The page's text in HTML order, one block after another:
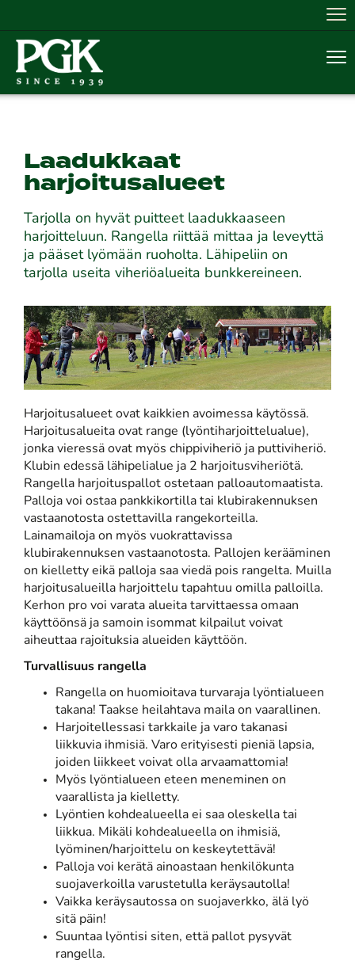
Laadukkaat
harjoitusalueet
Tarjolla on hyvät puitteet laadukkaaseen
harjoitteluun. Rangella riittää mittaa ja leveyttä
ja pääset lyömään ruoholta. Lähipeliin on
tarjolla useita viheriöalueita bunkkereineen.
Harjoitusalueet ovat kaikkien avoimessa käytössä.
Harjoitusalueita ovat range (lyöntiharjoittelualue),
jonka vieressä ovat myös chippiviheriö ja puttiviheriö.
Klubin edessä lähipelialue ja 2 harjoitusviheriötä.
Rangella harjoituspallot ostetaan palloautomaatista.
Palloja voi ostaa pankkikortilla tai klubirakennuksen
vastaanotosta ostettavilla rangekorteilla.
Lainamailoja on myös vuokrattavissa
klubirakennuksen vastaanotosta. Pallojen kerääminen
on kielletty eikä palloja saa viedä pois rangelta. Muilla
harjoitusalueilla harjoittelu tapahtuu omilla palloilla.
Kerhon pro voi varata alueita tarvittaessa omaan
käyttöönsä ja samoin isommat kilpailut voivat
aiheuttaa rajoituksia alueiden käyttöön.
Turvallisuus rangella
Rangella on huomioitava turvaraja lyöntialueen
takana! Taakse heilahtava maila on vaarallinen.
Harjoitellessasi tarkkaile ja varo takanasi
liikkuvia ihmisiä. Varo erityisesti pieniä lapsia,
joiden liikkeet voivat olla arvaamattomia!
Myös lyöntialueen eteen meneminen on
vaarallista ja kielletty.
Lyöntien kohdealueella ei saa oleskella tai
liikkua. Mikäli kohdealueella on ihmisiä,
lyöminen/harjoittelu on keskeytettävä!
Palloja voi kerätä ainoastaan henkilökunta
suojaverkoilla varustetulla keräysautolla!
Vaikka keräysautossa on suojaverkko, älä lyö
sitä päin!
Suuntaa lyöntisi siten, että pallot pysyvät
rangella.